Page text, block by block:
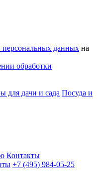
персональных данных на
обработки
для дачи и сада Посуда и
Контакты
+7 (495) 984-05-25